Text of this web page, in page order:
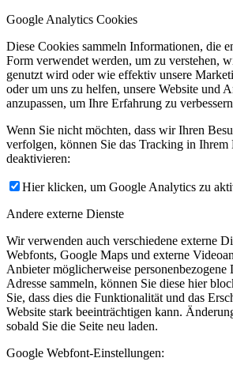
Google Analytics Cookies
Diese Cookies sammeln Informationen, die
Form verwendet werden, um zu verstehen,
genutzt wird oder wie effektiv unsere
oder um uns zu helfen, unsere Website und
anzupassen, um Ihre Erfahrung zu
Wenn Sie nicht möchten, dass wir Ihren
verfolgen, können Sie das Tracking in Ihrem
deaktivieren:
Hier klicken, um Google Analytics zu
Andere externe Dienste
Wir verwenden auch verschiedene externe
Webfonts, Google Maps und externe
Anbieter möglicherweise
Adresse sammeln, können Sie diese hier
Sie, dass dies die Funktionalität und das
Website stark beeinträchtigen kann.
sobald Sie die Seite neu laden.
Google Webfont-Einstellungen: